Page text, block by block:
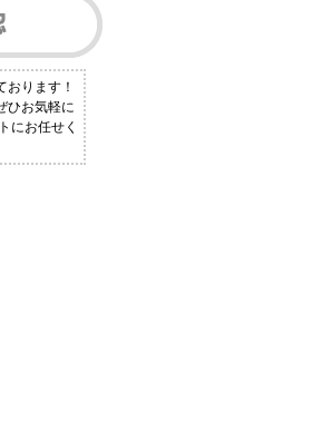
ります！
ひお気軽に
にお任せく